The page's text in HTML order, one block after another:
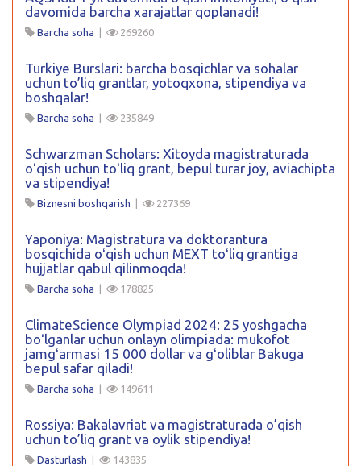
davomida barcha xarajatlar qoplanadi!
Barcha soha | 269260
Turkiye Burslari: barcha bosqichlar va sohalar
uchun to’liq grantlar, yotoqxona, stipendiya va
boshqalar!
Barcha soha | 235849
Schwarzman Scholars: Xitoyda magistraturada
oʻqish uchun toʻliq grant, bepul turar joy, aviachipta
va stipendiya!
Biznesni boshqarish | 227369
Yaponiya: Magistratura va doktorantura
bosqichida oʻqish uchun MEXT toʻliq grantiga
hujjatlar qabul qilinmoqda!
Barcha soha | 178825
ClimateScience Olympiad 2024: 25 yoshgacha
boʻlganlar uchun onlayn olimpiada: mukofot
jamgʻarmasi 15 000 dollar va gʻoliblar Bakuga
bepul safar qiladi!
Barcha soha | 149611
Rossiya: Bakalavriat va magistraturada o’qish
uchun to’liq grant va oylik stipendiya!
Dasturlash | 143835